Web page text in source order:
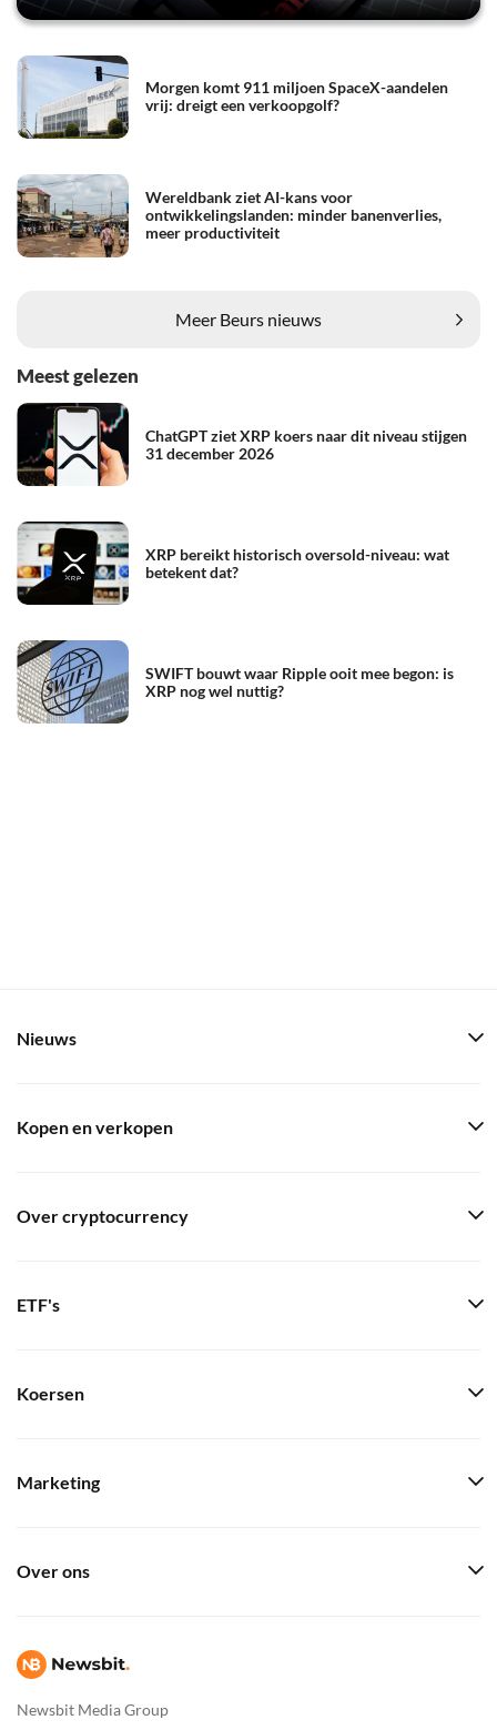
Morgen komt 911 miljoen SpaceX-aandelen
vrij: dreigt een verkoopgolf?
Wereldbank ziet AI-kans voor
ontwikkelingslanden: minder banenverlies,
meer productiviteit
Meer Beurs nieuws
Meest gelezen
ChatGPT ziet XRP koers naar dit niveau stijgen
31 december 2026
XRP bereikt historisch oversold-niveau: wat
betekent dat?
SWIFT bouwt waar Ripple ooit mee begon: is
XRP nog wel nuttig?
Newsbit Media Group
Nieuws
Kopen en verkopen
Over cryptocurrency
ETF's
Koersen
Marketing
Over ons